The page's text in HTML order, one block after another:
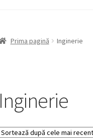
Prima pagină Inginerie
Inginerie